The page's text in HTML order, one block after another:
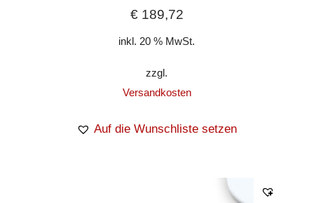
€189,72
inkl. 20 % MwSt.
zzgl.
Versandkosten
Auf die Wunschliste setzen